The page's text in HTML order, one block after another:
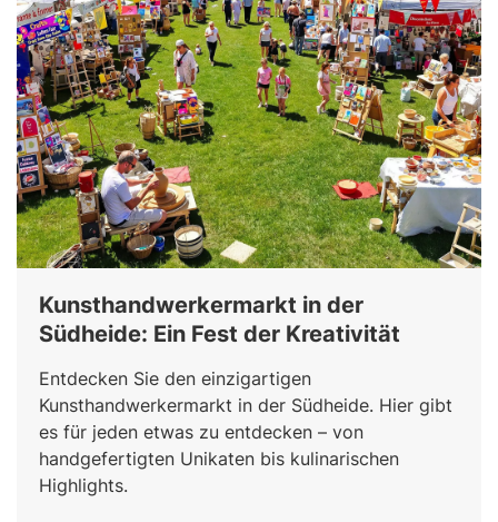
Kunsthandwerkermarkt in der
Südheide: Ein Fest der Kreativität
Entdecken Sie den einzigartigen
Kunsthandwerkermarkt in der Südheide. Hier gibt
es für jeden etwas zu entdecken – von
handgefertigten Unikaten bis kulinarischen
Highlights.